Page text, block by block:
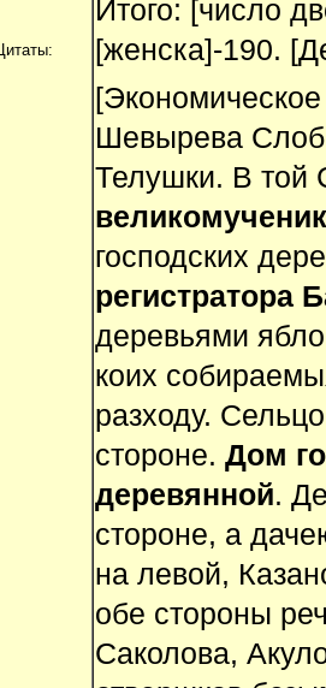
Цитаты:
Итого: [число
[женска]-190.
Шевырева
Телушки. В той
господских
регистратора
деревьями
коих
разходу.
стороне. Дом
деревянной.
стороне, а
на левой,
обе стороны
Саколова,